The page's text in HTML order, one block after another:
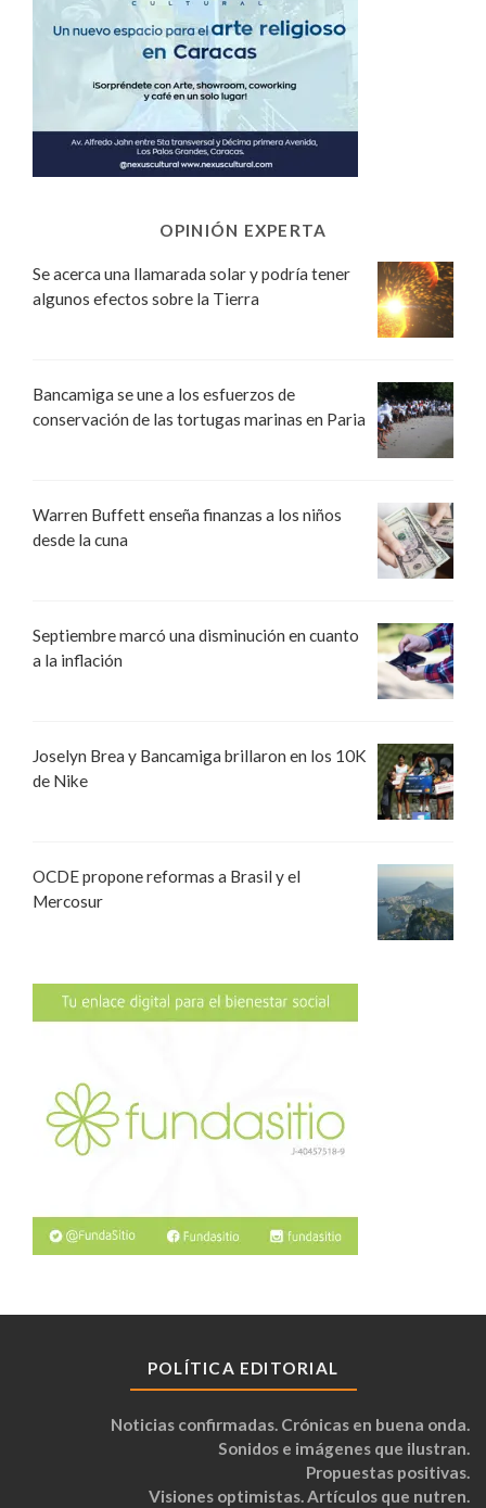
OPINIÓN EXPERTA
Se acerca una llamarada solar y podría tener
algunos efectos sobre la Tierra
Bancamiga se une a los esfuerzos de
conservación de las tortugas marinas en Paria
Warren Buffett enseña finanzas a los niños
desde la cuna
Septiembre marcó una disminución en cuanto
a la inflación
Joselyn Brea y Bancamiga brillaron en los 10K
de Nike
OCDE propone reformas a Brasil y el
Mercosur
POLÍTICA EDITORIAL
Noticias confirmadas. Crónicas en buena onda.
Sonidos e imágenes que ilustran.
Propuestas positivas.
Visiones optimistas. Artículos que nutren.